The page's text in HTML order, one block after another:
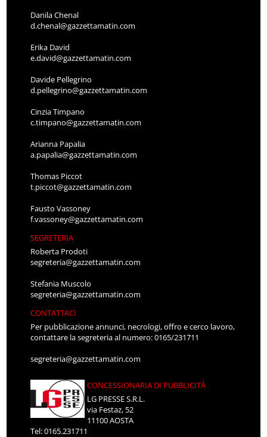
Danila Chenal
d.chenal@gazzettamatin.com
Erika David
e.david@gazzettamatin.com
Davide Pellegrino
d.pellegrino@gazzettamatin.com
Cinzia Timpano
c.timpano@gazzettamatin.com
Arianna Papalia
a.papalia@gazzettamatin.com
Thomas Piccot
t.piccot@gazzettamatin.com
Fausto Vassoney
f.vassoney@gazzettamatin.com
SEGRETERIA
Roberta Prodoti
segreteria@gazzettamatin.com
Stefania Muscolo
segreteria@gazzettamatin.com
CONTATTACI
Per pubblicazione annunci, necrologi, offro e cerco lavoro,
contattare la segreteria al numero: 0165/231711
segreteria@gazzettamatin.com
CONCESSIONARIA DI PUBBLICITÀ
LG PRESSE S.R.L.
via Festaz, 52
11100 AOSTA
Tel: 0165.231711